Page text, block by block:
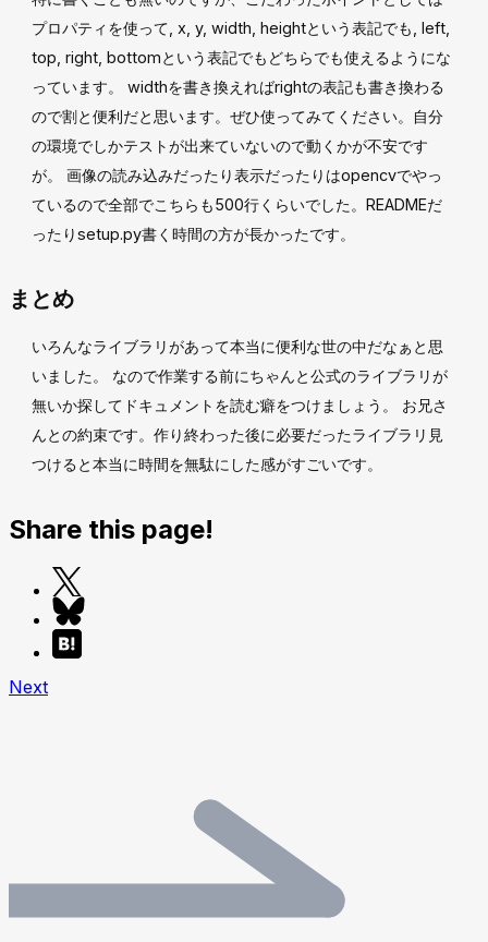
プロパティを使って, x, y, width, heightという表記でも, left,
top, right, bottomという表記でもどちらでも使えるようにな
っています。 widthを書き換えればrightの表記も書き換わる
ので割と便利だと思います。ぜひ使ってみてください。自分
の環境でしかテストが出来ていないので動くかが不安です
が。 画像の読み込みだったり表示だったりはopencvでやっ
ているので全部でこちらも500行くらいでした。READMEだ
ったりsetup.py書く時間の方が長かったです。
まとめ
いろんなライブラリがあって本当に便利な世の中だなぁと思
いました。 なので作業する前にちゃんと公式のライブラリが
無いか探してドキュメントを読む癖をつけましょう。 お兄さ
んとの約束です。作り終わった後に必要だったライブラリ見
つけると本当に時間を無駄にした感がすごいです。
Share this page!
Next